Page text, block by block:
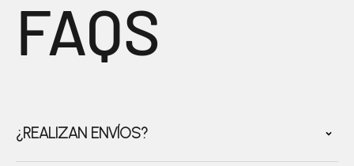
FAQS
¿REALIZAN ENVÍOS?